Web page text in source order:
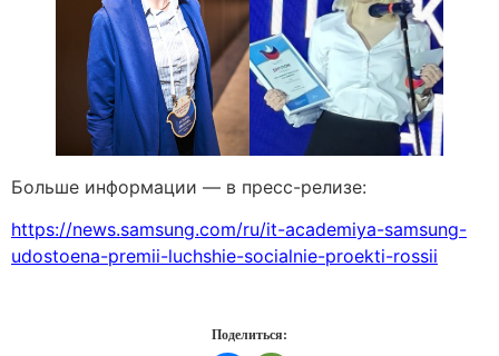
Больше информации — в пресс-релизе:
https://news.samsung.com/ru/it-academiya-samsung-
udostoena-premii-luchshie-socialnie-proekti-rossii
Поделиться: